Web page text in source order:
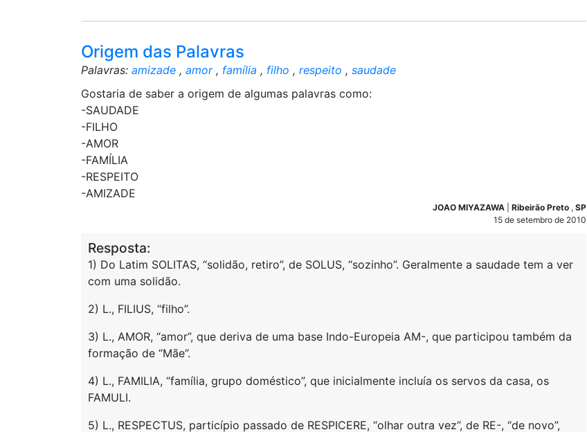
Origem das Palavras
Palavras: amizade , amor, família , filho , respeito , saudade
Gostaria de saber a origem de algumas palavras como:
-SAUDADE
-FILHO
-AMOR
-FAMÍLIA
-RESPEITO
-AMIZADE
JOAO MIYAZAWA Ribeirão Preto , SP
15 de setembro de 2010
Resposta:
1) Do Latim SOLITAS, “solidão, retiro”, de SOLUS, “sozinho”. Geralmente a saudade tem a ver
com uma solidão.
2) L., FILIUS, “filho”.
3) L., AMOR, “amor”, que deriva de uma base Indo-Europeia AM-, que participou também da
formação de “Mãe”.
4) L., FAMILIA, “família, grupo doméstico”, que inicialmente incluía os servos da casa, os
FAMULI.
5) L., RESPECTUS, particípio passado de RESPICERE, “olhar outra vez”, de RE-, “de novo”,